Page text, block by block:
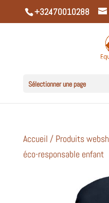
+32470010288
Sélectionner une page
Accueil / Produits
éco-responsable enfant